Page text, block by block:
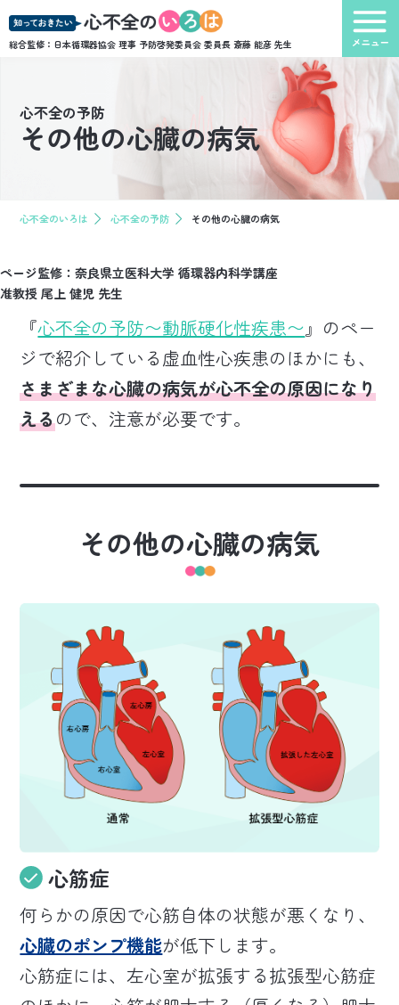
総合監修：日本循環器協会 理事 予防啓発委員会 委員長 斎藤 能彦 先生
心不全の予防
その他の心臓の病気
心不全のいろは 心不全の予防 その他の心臓の病気
ページ監修：奈良県立医科大学 循環器内科学講座
准教授 尾上 健児 先生
『心不全の予防〜動脈硬化性疾患〜 』のペー
ジで紹介している虚血性心疾患のほかにも、
さまざまな心臓の病気が心不全の原因になり
えるので、注意が必要です。
その他の心臓の病気
心筋症
何らかの原因で心筋自体の状態が悪くなり、
心臓のポンプ機能が低下します。
心筋症には、左心室が拡張する拡張型心筋症